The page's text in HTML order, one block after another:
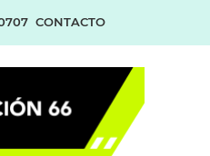
CONTACTO